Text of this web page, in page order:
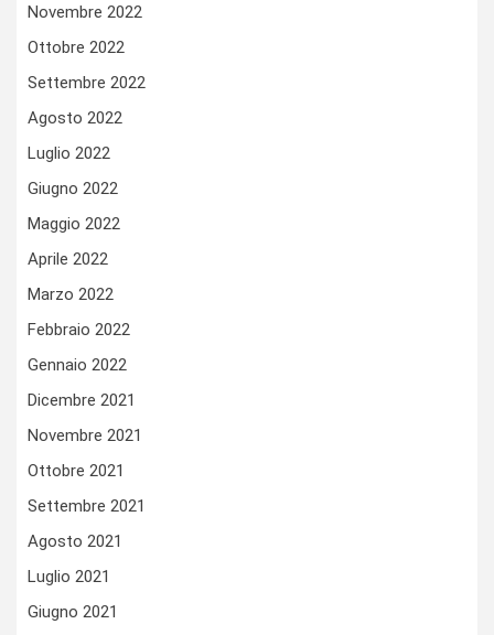
Novembre 2022
Ottobre 2022
Settembre 2022
Agosto 2022
Luglio 2022
Giugno 2022
Maggio 2022
Aprile 2022
Marzo 2022
Febbraio 2022
Gennaio 2022
Dicembre 2021
Novembre 2021
Ottobre 2021
Settembre 2021
Agosto 2021
Luglio 2021
Giugno 2021